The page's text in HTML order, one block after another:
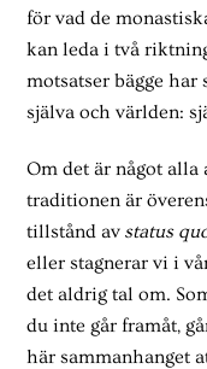
för vad de
kan leda i två
motsatser bägge
själva och världen:
Om det är något
traditionen är
tillstånd av status
eller stagnerar vi i
det aldrig tal om.
du inte går framåt,
här sammanhanget